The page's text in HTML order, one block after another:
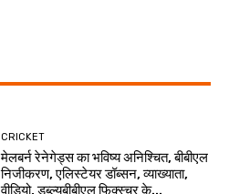
CRICKET
मेलबर्न रेनेगेड्स का भविष्य अनिश्चित, बीबीएल
निजीकरण, एलिस्टेयर डॉब्सन, व्याख्याता,
वीडियो, डब्ल्यूबीबीएल फिक्स्चर के...